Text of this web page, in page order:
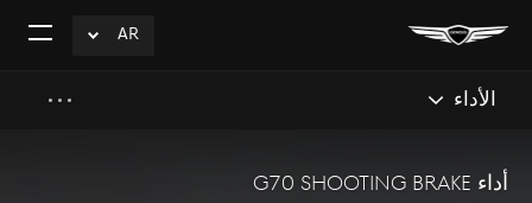
AR
click
افتح
الأداء
أداء G70 Shooting Brake